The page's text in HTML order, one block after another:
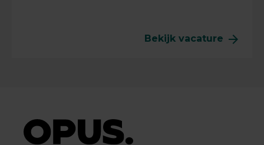
Bekijk vacature arrow_forward